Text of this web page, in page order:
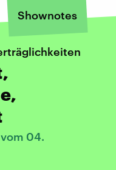
Shownotes
04.